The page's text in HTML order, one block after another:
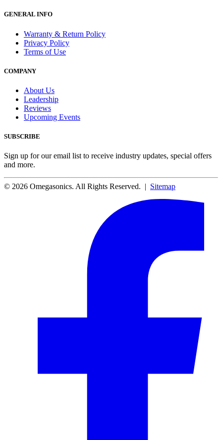
GENERAL INFO
Warranty & Return Policy
Privacy Policy
Terms of Use
COMPANY
About Us
Leadership
Reviews
Upcoming Events
SUBSCRIBE
Sign up for our email list to receive industry updates, special offers
and more.
© 2026 Omegasonics. All Rights Reserved. | Sitemap